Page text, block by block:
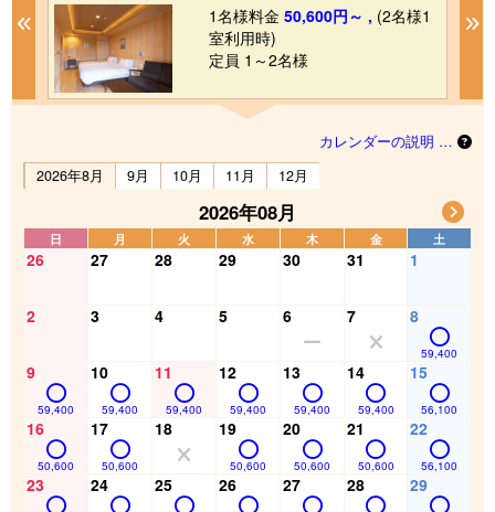
Previous
1名様料金 50,600円～ , (2名様1
室利用時)
定員 1～2名様
カレンダーの説明 …
2026年8月
9月 10月 11月 12月
2026年08月
日 月 火 水 木 金 土
26 27 28 29 30 31 1
2 3 4 5 6 7 8
59,400
9
59,400
10
59,400
11
59,400
12
59,400
13
59,400
14
59,400
15
56,100
16
50,600
17
50,600
18 19
50,600
20
50,600
21
50,600
22
56,100
23 24 25 26 27 28 29